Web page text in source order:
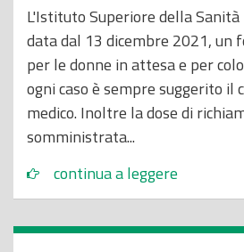
L'Istituto Superiore della
data dal 13 dicembre 2021, un
per le donne in attesa e per
ogni caso è sempre suggerito il
medico. Inoltre la dose di
somministrata...
continua a leggere